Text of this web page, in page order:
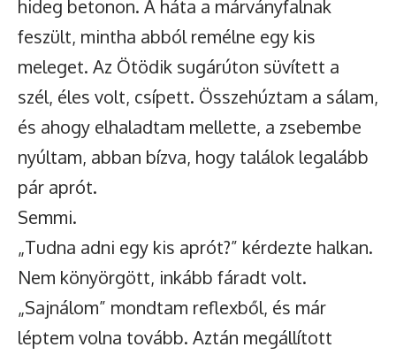
hideg betonon. A háta a márványfalnak
feszült, mintha abból remélne egy kis
meleget. Az Ötödik sugárúton süvített a
szél, éles volt, csípett. Összehúztam a sálam,
és ahogy elhaladtam mellette, a zsebembe
nyúltam, abban bízva, hogy találok legalább
pár aprót.
Semmi.
„Tudna adni egy kis aprót?” kérdezte halkan.
Nem könyörgött, inkább fáradt volt.
„Sajnálom” mondtam reflexből, és már
léptem volna tovább. Aztán megállított